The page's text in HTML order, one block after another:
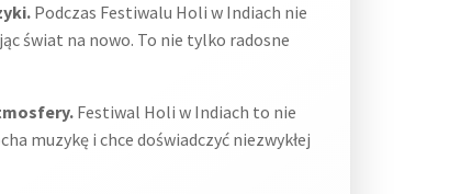
Podczas Festiwalu Holi w Indiach nie
świat na nowo. To nie tylko radosne
Festiwal Holi w Indiach to nie
muzykę i chce doświadczyć niezwykłej